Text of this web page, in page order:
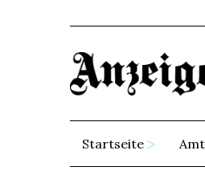
Startseite